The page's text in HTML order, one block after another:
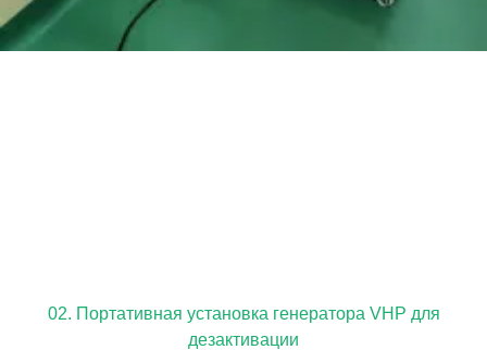
02. Портативная установка генератора VHP для
дезактивации